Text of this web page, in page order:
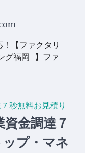
【ファクタリ
グ福岡-】ファ
金調達７
プ・マネ